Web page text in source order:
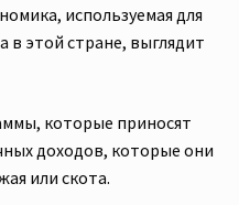
используемая для
в этой стране, выглядит
которые приносят
доходов, которые они
или скота.